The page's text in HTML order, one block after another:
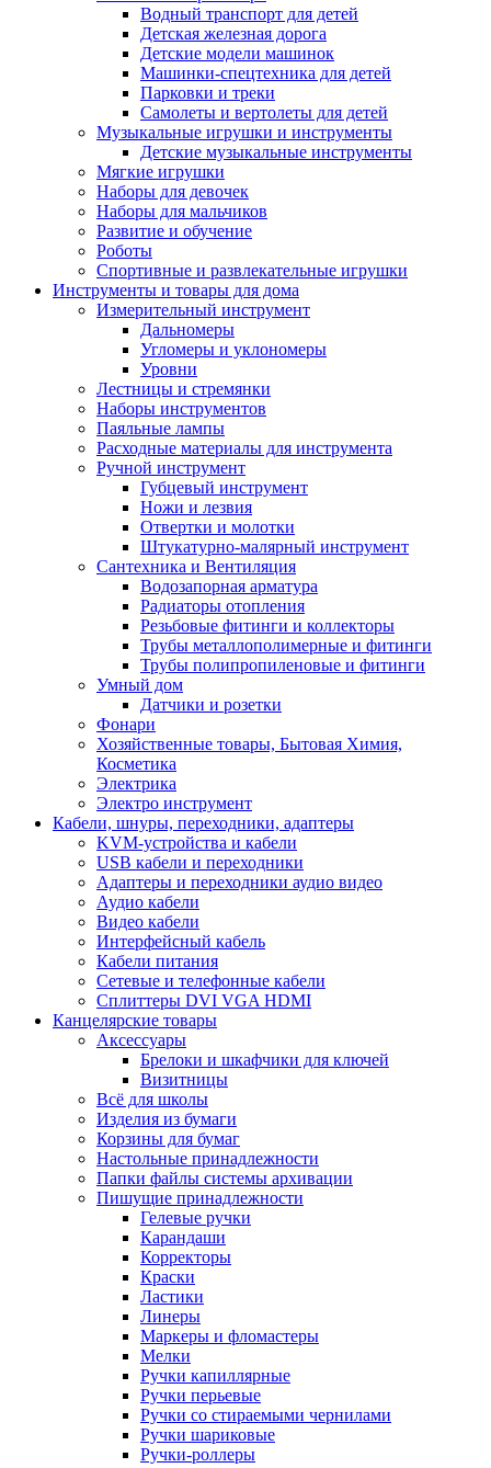
Водный транспорт для детей
Детская железная дорога
Детские модели машинок
Машинки-спецтехника для детей
Парковки и треки
Самолеты и вертолеты для детей
Музыкальные игрушки и инструменты
Детские музыкальные инструменты
Мягкие игрушки
Наборы для девочек
Наборы для мальчиков
Развитие и обучение
Роботы
Спортивные и развлекательные игрушки
Инструменты и товары для дома
Измерительный инструмент
Дальномеры
Угломеры и уклономеры
Уровни
Лестницы и стремянки
Наборы инструментов
Паяльные лампы
Расходные материалы для инструмента
Ручной инструмент
Губцевый инструмент
Ножи и лезвия
Отвертки и молотки
Штукатурно-малярный инструмент
Сантехника и Вентиляция
Водозапорная арматура
Радиаторы отопления
Резьбовые фитинги и коллекторы
Трубы металлополимерные и фитинги
Трубы полипропиленовые и фитинги
Умный дом
Датчики и розетки
Фонари
Хозяйственные товары, Бытовая Химия,
Косметика
Электрика
Электро инструмент
Кабели, шнуры, переходники, адаптеры
KVM-устройства и кабели
USB кабели и переходники
Адаптеры и переходники аудио видео
Аудио кабели
Видео кабели
Интерфейсный кабель
Кабели питания
Сетевые и телефонные кабели
Сплиттеры DVI VGA HDMI
Канцелярские товары
Аксессуары
Брелоки и шкафчики для ключей
Визитницы
Всё для школы
Изделия из бумаги
Корзины для бумаг
Настольные принадлежности
Папки файлы системы архивации
Пишущие принадлежности
Гелевые ручки
Карандаши
Корректоры
Краски
Ластики
Линеры
Маркеры и фломастеры
Мелки
Ручки капиллярные
Ручки перьевые
Ручки со стираемыми чернилами
Ручки шариковые
Ручки-роллеры